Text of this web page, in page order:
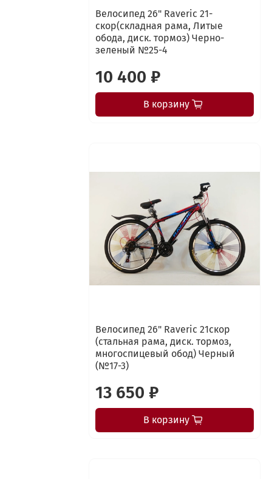
Велосипед 26" Raveric 21-
скор(складная рама, Литые
обода, диск. тормоз) Черно-
зеленый №25-4
10 400 ₽
В корзину
Велосипед 26" Raveric 21скор
(стальная рама, диск. тормоз,
многоспицевый обод) Черный
(№17-3)
13 650 ₽
В корзину